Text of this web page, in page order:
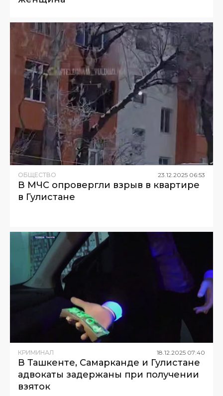
ОБЩЕСТВО 23.12.2025 06:53
В МЧС опровергли взрыв в квартире
в Гулистане
КРИМИНАЛ 18 12 2025 07:40
В Ташкенте, Самарканде и Гулистане
адвокаты задержаны при получении
взяток